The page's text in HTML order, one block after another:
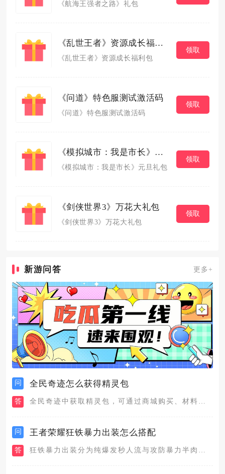
《航海王强者之路》礼包
《乱世王者》资源成长福利包
《乱世王者》资源成长福利包
领取
《问道》特色服测试激活码
《问道》特色服测试激活码
领取
《模拟城市：我是市长》元旦礼包
《模拟城市：我是市长》元旦礼包
领取
《剑侠世界3》万花大礼包
《剑侠世界3》万花大礼包
领取
新游问答 更多+
问 全民奇迹怎么获得精灵包
答
问 王者荣耀狂铁暴力出装怎么搭配
答